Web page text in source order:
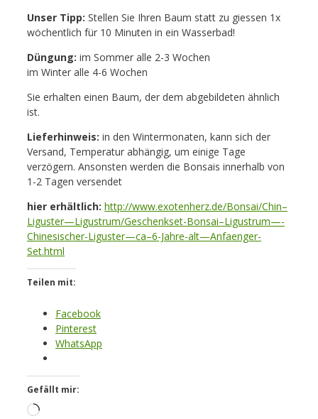
Unser Tipp: Stellen Sie Ihren Baum statt zu giessen 1x
wöchentlich für 10 Minuten in ein Wasserbad!
Düngung: im Sommer alle 2-3 Wochen
im Winter alle 4-6 Wochen
Sie erhalten einen Baum, der dem abgebildeten ähnlich
ist.
Lieferhinweis: in den Wintermonaten, kann sich der
Versand, Temperatur abhängig, um einige Tage
verzögern. Ansonsten werden die Bonsais innerhalb von
1-2 Tagen versendet
hier erhältlich: http://www.exotenherz.de/Bonsai/Chin–
Liguster—Ligustrum/Geschenkset-Bonsai–Ligustrum—-
Chinesischer-Liguster—ca–6-Jahre-alt—Anfaenger-
Set.html
Teilen mit:
Facebook
Pinterest
WhatsApp
Gefällt mir:
Loading…